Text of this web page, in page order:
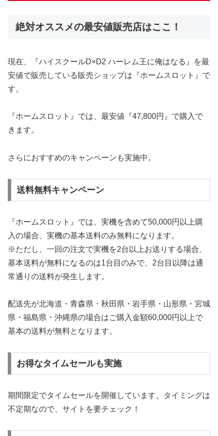
絶対オススメの最安値販売店はここ！
現在、『ハイスクールD×D2 ハーレム王に俺はなる』を最
安値で販売している販売ショップは『ホームスロット』で
す。
『ホームスロット』では、最安値『47,800円』で購入で
きます。
さらにおすすめのキャンペーンも実施中。
送料無料キャンペーン
『ホームスロット』では、実機を含めて50,000円以上購
入の場合、実機の基本送料のみ無料になります。
※ただし、一回の注文で実機を2台以上お送りする場合、
基本送料が無料になるのは1台目のみで、2台目以降は通
常通りの送料が発生します。
配送先が北海道・青森県・秋田県・岩手県・山形県・宮城
県・福島県・沖縄県の場合はご購入金額60,000円以上で
基本の送料が無料となります。
お得なタイムセールも実施
期間限定でタイムセールを開催しています。タイミングは
不定期なので、サイトを要チェック！